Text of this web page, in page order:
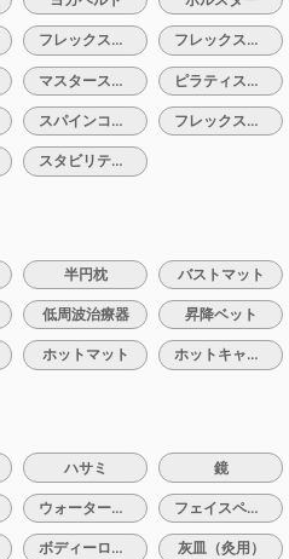
フレックスバレル フレックスクッション
マスターストレッチ ピラティスマシン：チェアー
スパインコレクター フレックスバンド
スタビリティクッション
半円枕 バストマット
低周波治療器 昇降ベット
ホットマット ホットキャビン
ハサミ 鏡
ウォーターサーバー フェイスペーパー
ボディーローション 灰皿（灸用）